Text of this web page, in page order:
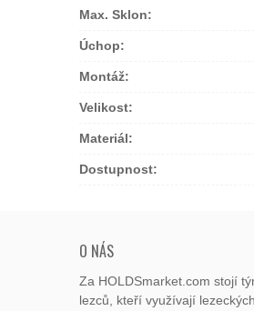
Max. Sklon:
Úchop:
Montáž:
Velikost:
Materiál:
Dostupnost:
O NÁS
Za HOLDSmarket.com stojí
lezců, kteří využívají